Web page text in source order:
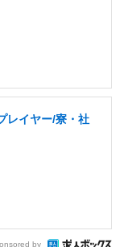
レイヤー/寮・社
by